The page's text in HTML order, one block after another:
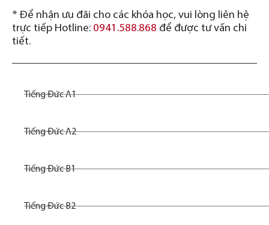
* Để nhận ưu đãi cho các khóa học, vui lòng liên hệ
trực tiếp Hotline: 0941.588.868 để được tư vấn chi
tiết.
Tiếng Đức A1
Tiếng Đức A2
Tiếng Đức B1
Tiếng Đức B2